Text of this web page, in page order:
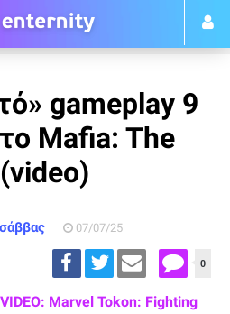
gameplay 9
Mafia: The
07/07/25
0
Marvel Tokon: Fighting